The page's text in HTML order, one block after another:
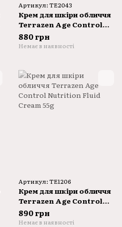
Артикул: TE2043
Крем для шкіри обличчя
Terrazen Age Control
Nutrition Cream 50ml
880 грн
Немає в наявності
Артикул: TE1206
Крем для шкіри обличчя
Terrazen Age Control
Nutrition Fluid Cream
55g
890 грн
Немає в наявності